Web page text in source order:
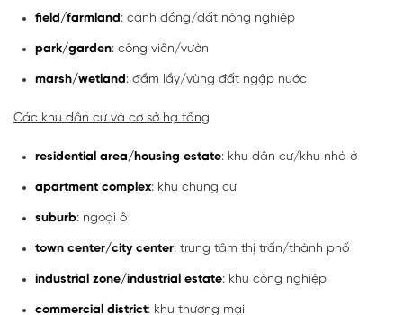
field/farmland: cánh đồng/đất nông nghiệp
park/garden: công viên/vườn
marsh/wetland: đầm lầy/vùng đất ngập nước
Các khu dân cư và cơ sở hạ tầng
residential area/housing estate: khu dân cư/khu nhà ở
apartment complex: khu chung cư
suburb: ngoại ô
town center/city center: trung tâm thị trấn/thành phố
industrial zone/industrial estate: khu công nghiệp
commercial district: khu thương mại